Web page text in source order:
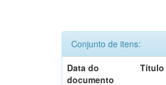
Conjunto de itens:
Data do
documento
Título